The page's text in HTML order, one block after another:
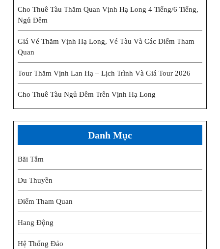
Cho Thuê Tàu Thăm Quan Vịnh Hạ Long 4 Tiếng/6 Tiếng,
Ngủ Đêm
Giá Vé Thăm Vịnh Hạ Long, Vé Tàu Và Các Điểm Tham
Quan
Tour Thăm Vịnh Lan Hạ – Lịch Trình Và Giá Tour 2026
Cho Thuê Tàu Ngủ Đêm Trên Vịnh Hạ Long
Danh Mục
Bãi Tắm
Du Thuyền
Điểm Tham Quan
Hang Động
Hệ Thống Đảo